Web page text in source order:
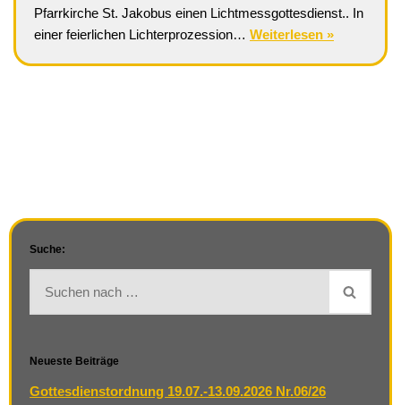
Pfarrkirche St. Jakobus einen Lichtmessgottesdienst.. In
einer feierlichen Lichterprozession… Weiterlesen »
Suche:
Neueste Beiträge
Gottesdienstordnung 19.07.-13.09.2026 Nr.06/26